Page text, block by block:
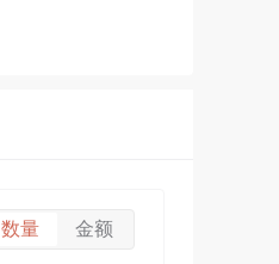
数量 金额